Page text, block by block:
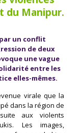
du Manipur.
un conflit
de deux
une vague
entre les
elles-mêmes.
virale que la
dans la région de
aux violents
Les images,